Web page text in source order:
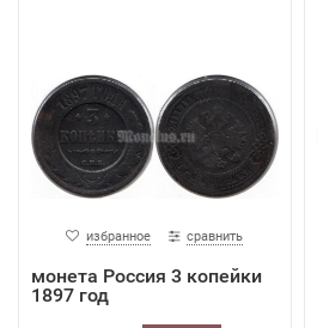
избранное сравнить
монета Россия 3 копейки
1897 год